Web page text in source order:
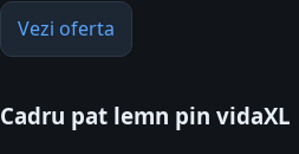
Vezi oferta
Cadru pat lemn pin vidaXL